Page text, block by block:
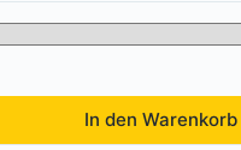
In den Warenkorb